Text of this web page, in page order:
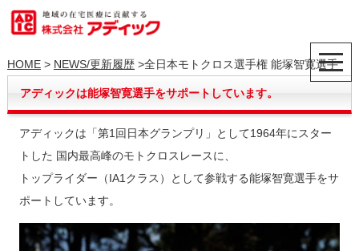
HOME> NEWS/更新履歴>全日本モトクロス選手権 能塚智寛選手
アディックは能塚智寛選手をサポートしています。
アディックは「第1回日本グランプリ」として1964年にスター
トした 国内最高峰のモトクロスレースに、
トップライダー（IA1クラス）として参戦する能塚智寛選手をサ
ポートしています。